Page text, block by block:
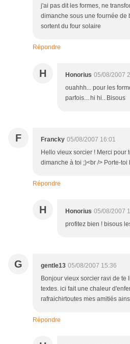
j'ai pas dit les formes, ne
dimanche sous une fournée de
sortent du four solaire
Répondre
H Honorius 05/08/2007
ouahhh... pour les
parfois... hi hi.. Bisous
F Francky 05/08/2007 16:01
Hello vieux sorcier ! Merci pour
dimanche à toi ;)<br /> Porte-
Répondre
H Honorius 05/08/2007
profitez bien ! bisous
G gentle13 05/08/2007 15:36
Bonjour vieux sorcier ravi de te
textes. ici fait une chaleur
rafraichirtoutes mes amitiés
Répondre